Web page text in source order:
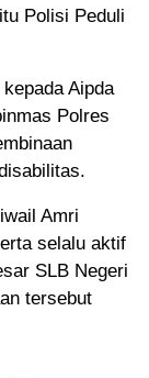
Polisi Peduli
Aipda
Polres
Amri
selalu aktif
SLB Negeri
tersebut